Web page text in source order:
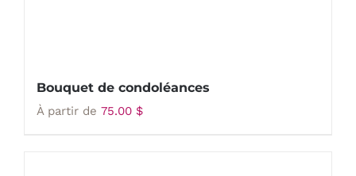
Bouquet de condoléances
À partir de 75.00 $